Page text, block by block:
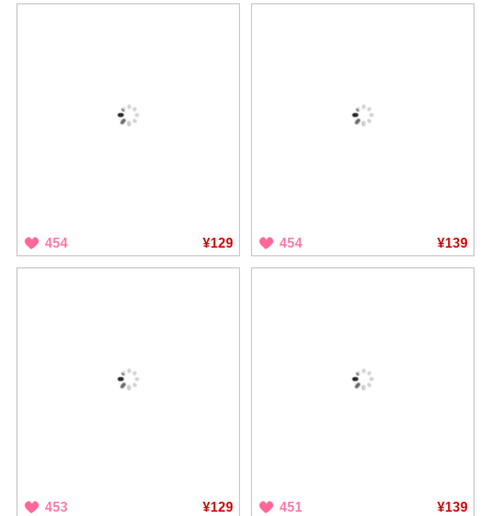
454 ¥129 454 ¥139
453 ¥129 451 ¥139